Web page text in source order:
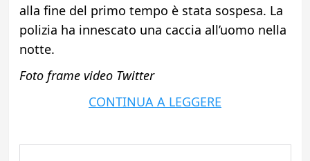
alla fine del primo tempo è stata sospesa. La
polizia ha innescato una caccia all’uomo nella
notte.
Foto frame video Twitter
CONTINUA A LEGGERE